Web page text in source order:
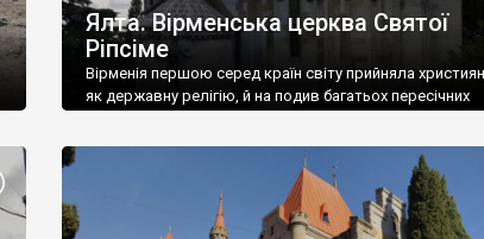
Ялта. Вірменська церква Святої
Ріпсіме
Вірменія першою серед країн світу прийняла
як державну релігію, й на подив багатьох пересічних